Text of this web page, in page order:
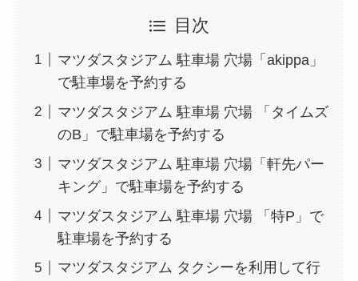
目次
マツダスタジアム 駐車場 穴場「akippa」
で駐車場を予約する
マツダスタジアム 駐車場 穴場 「タイムズ
のB」で駐車場を予約する
マツダスタジアム 駐車場 穴場「軒先パー
キング」で駐車場を予約する
マツダスタジアム 駐車場 穴場 「特P」で
駐車場を予約する
マツダスタジアム タクシーを利用して行